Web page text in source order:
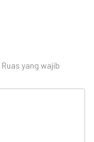
Ruas yang wajib